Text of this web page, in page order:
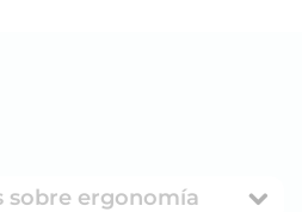
sobre ergonomía